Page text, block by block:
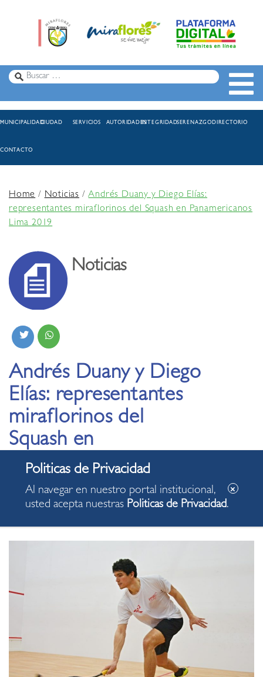
MUNICIPALIDADCIUDAD SERVICIOS AUTORIDADESINTEGRIDADSERENAZGODIRECTORIO
CONTACTO
Home/Noticias /Andrés Duany y Diego Elías:
representantes miraflorinos del Squash en Panamericanos
Lima 2019
Noticias
Andrés Duany y Diego
Elías: representantes
miraflorinos del
Squash en
Panamericanos Lima
2019
Al navegar en nuestro portal institucional,
usted acepta nuestras Politicas de Privacidad.